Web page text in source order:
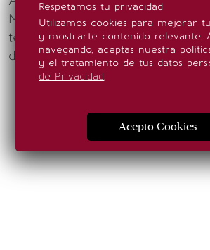
Miguel ya tiene en mente un
temas inéditos y que podría
del 2025 o principios del 2026.
Respetamos tu privacidad
Utilizamos cookies para mejorar
y mostrarte contenido relevante.
navegando, aceptas nuestra
y el tratamiento de tus datos
de Privacidad.
Acepto Cookies